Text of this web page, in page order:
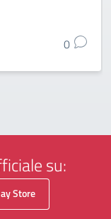
0
su:
Store